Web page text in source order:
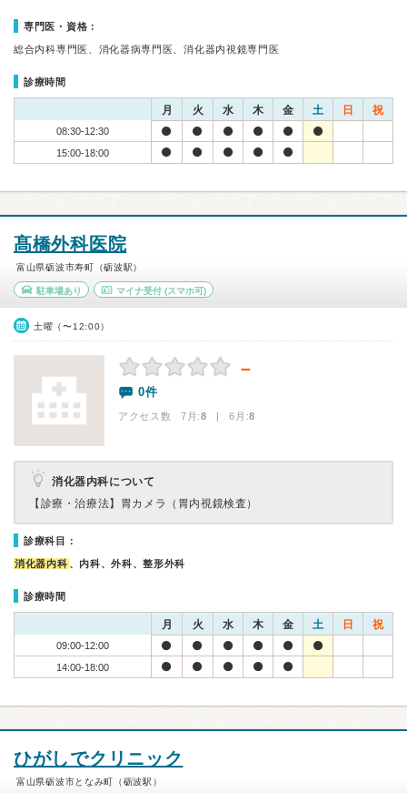
専門医・資格：
総合内科専門医、消化器病専門医、消化器内視鏡専門医
診療時間
月 火 水 木 金 土 日 祝
08:30-12:30
15:00-18:00
髙橋外科医院
富山県砺波市寿町（砺波駅）
駐車場あり マイナ受付(スマホ可)
土曜（〜12:00）
－
0件
アクセス数 7月:8 | 6月:8
消化器内科について
【診療・治療法】 胃カメラ（胃内視鏡検査）
診療科目：
消化器内科 、内科、外科、整形外科
診療時間
月 火 水 木 金 土 日 祝
09:00-12:00
14:00-18:00
ひがしでクリニック
富山県砺波市となみ町（砺波駅）